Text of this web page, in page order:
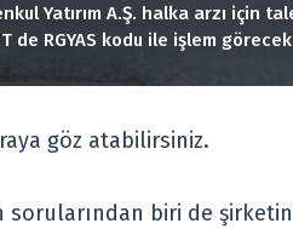
Yatırım A.Ş. halka arzı için
de RGYAS kodu ile işlem
göz atabilirsiniz.
sorularından biri de